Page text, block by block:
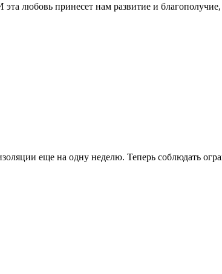
любовь принесет нам развитие и
еще на одну неделю. Теперь соблюдать